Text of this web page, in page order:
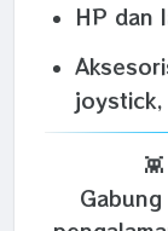
HP dan
👾